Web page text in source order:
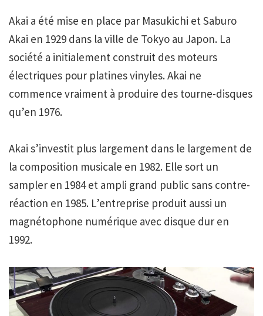
Akai a été mise en place par Masukichi et Saburo
Akai en 1929 dans la ville de Tokyo au Japon. La
société a initialement construit des moteurs
électriques pour platines vinyles. Akai ne
commence vraiment à produire des tourne-disques
qu’en 1976.
Akai s’investit plus largement dans le largement de
la composition musicale en 1982. Elle sort un
sampler en 1984 et ampli grand public sans contre-
réaction en 1985. L’entreprise produit aussi un
magnétophone numérique avec disque dur en
1992.